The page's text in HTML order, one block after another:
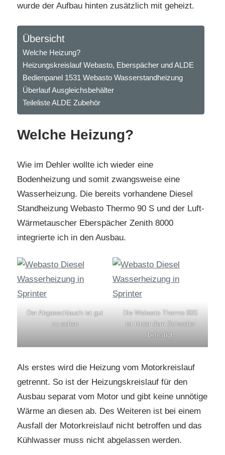
wurde der Aufbau hinten zusätzlich mit geheizt.
Übersicht
Welche Heizung?
Heizungskreislauf Webasto, Eberspächer und ALDE
Bedienpanel 1531 Webasto Wasserstandheizung
Überlauf Ausgleichsbehälter
Teileliste ALDE Zubehör
Welche Heizung?
Wie im Dehler wollte ich wieder eine
Bodenheizung und somit zwangsweise eine
Wasserheizung. Die bereits vorhandene Diesel
Standheizung Webasto Thermo 90 S und der Luft-
Wärmetauscher Eberspächer Zenith 8000
integrierte ich in den Ausbau.
Der Abgasschlauch ist gut
zu sehen
Die Webasto Thermo 90S
ist hinter dem Schweller
befestigt
Als erstes wird die Heizung vom Motorkreislauf
getrennt. So ist der Heizungskreislauf für den
Ausbau separat vom Motor und gibt keine unnötige
Wärme an diesen ab. Des Weiteren ist bei einem
Ausfall der Motorkreislauf nicht betroffen und das
Kühlwasser muss nicht abgelassen werden.